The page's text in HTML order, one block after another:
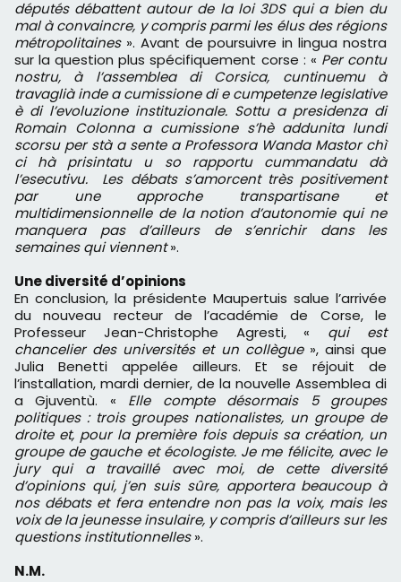
députés débattent autour de la loi 3DS qui a bien du
mal à convaincre, y compris parmi les élus des régions
métropolitaines». Avant de poursuivre in lingua nostra
sur la question plus spécifiquement corse : « Per contu
nostru, à l’assemblea di Corsica, cuntinuemu à
travaglià inde a cumissione di e cumpetenze legislative
è di l’evoluzione instituzionale. Sottu a presidenza di
Romain Colonna a cumissione s’hè addunita lundi
scorsu per stà a sente a Professora Wanda Mastor chì
ci hà prisintatu u so rapportu cummandatu dà
l’esecutivu. Les débats s’amorcent très positivement
par une approche transpartisane et
multidimensionnelle de la notion d’autonomie qui ne
manquera pas d’ailleurs de s’enrichir dans les
semaines qui viennent».
Une diversité d’opinions
En conclusion, la présidente Maupertuis salue l’arrivée
du nouveau recteur de l’académie de Corse, le
Professeur Jean-Christophe Agresti, « qui est
chancelier des universités et un collègue », ainsi que
Julia Benetti appelée ailleurs. Et se réjouit de
l’installation, mardi dernier, de la nouvelle Assemblea di
a Gjuventù. « Elle compte désormais 5 groupes
politiques : trois groupes nationalistes, un groupe de
droite et, pour la première fois depuis sa création, un
groupe de gauche et écologiste. Je me félicite, avec le
jury qui a travaillé avec moi, de cette diversité
d’opinions qui, j’en suis sûre, apportera beaucoup à
nos débats et fera entendre non pas la voix, mais les
voix de la jeunesse insulaire, y compris d’ailleurs sur les
questions institutionnelles».
N.M.